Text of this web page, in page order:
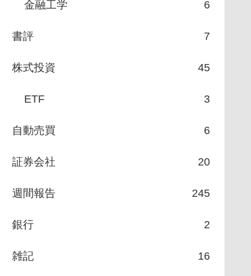
金融工学 6
書評 7
株式投資 45
ETF 3
自動売買 6
証券会社 20
週間報告 245
銀行 2
雑記 16